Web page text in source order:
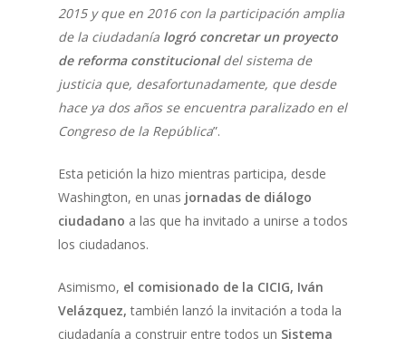
2015 y que en 2016 con la participación amplia
de la ciudadanía logró concretar un proyecto
de reforma constitucionaldel sistema de
justicia que, desafortunadamente, que desde
hace ya dos años se encuentra paralizado en el
Congreso de la República”.
Esta petición la hizo mientras participa, desde
Washington, en unas jornadas de diálogo
ciudadano a las que ha invitado a unirse a todos
los ciudadanos.
Asimismo, el comisionado de la CICIG, Iván
Velázquez, también lanzó la invitación a toda la
ciudadanía a construir entre todos un Sistema